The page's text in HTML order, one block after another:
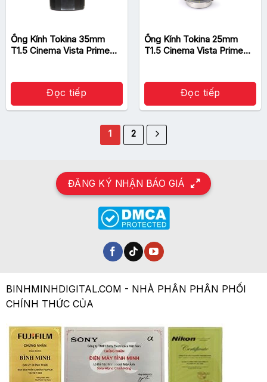
Ống Kính Tokina 35mm
T1.5 Cinema Vista Prime
Đọc tiếp
Ống Kính Tokina 25mm
T1.5 Cinema Vista Prime
Đọc tiếp
1 2
ĐĂNG KÝ NHẬN BÁO GIÁ
BINHMINHDIGITAL.COM - NHÀ PHÂN PHÂN PHỐI
CHÍNH THỨC CỦA